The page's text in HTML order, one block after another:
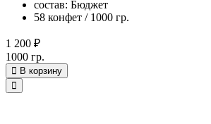
состав: Бюджет
58 конфет / 1000 гр.
1 200 ₽
1000 гр.
В корзину